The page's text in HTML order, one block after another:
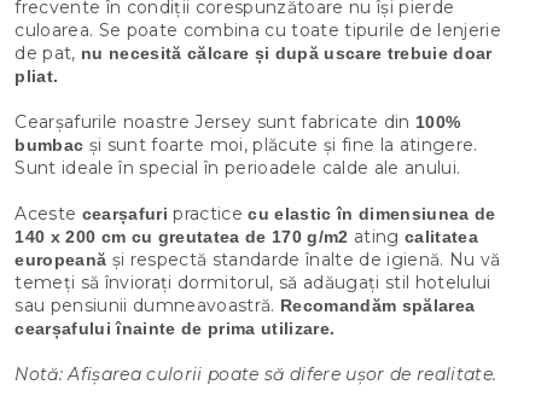
frecvente în condiții corespunzătoare nu își pierde
culoarea. Se poate combina cu toate tipurile de lenjerie
de pat, nu necesită călcare și după uscare trebuie doar
pliat.
Cearșafurile noastre Jersey sunt fabricate din 100%
bumbac și sunt foarte moi, plăcute și fine la atingere.
Sunt ideale în special în perioadele calde ale anului.
Aceste cearșafuri practicecu elastic în dimensiunea de
140 x 200 cm cu greutatea de 170 g/m2 ating calitatea
europeană și respectă standarde înalte de igienă. Nu vă
temeți să înviorați dormitorul, să adăugați stil hotelului
sau pensiunii dumneavoastră. Recomandăm spălarea
cearșafului înainte de prima utilizare.
Notă: Afișarea culorii poate să difere ușor de realitate.